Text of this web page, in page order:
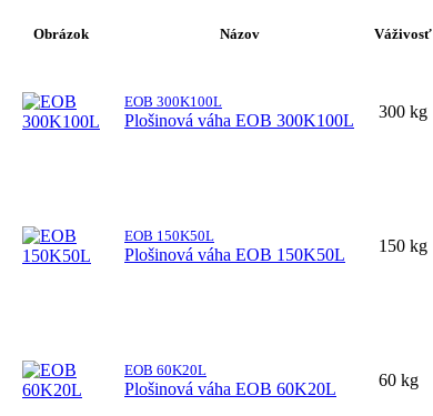
Obrázok Názov Váživosť
EOB 300K100L
Plošinová váha EOB 300K100L 300 kg
EOB 150K50L
Plošinová váha EOB 150K50L 150 kg
EOB 60K20L
Plošinová váha EOB 60K20L 60 kg